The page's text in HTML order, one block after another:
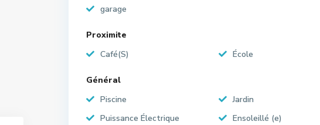
garage
Proximite
Café(S)
École
Général
Piscine
Jardin
Puissance Électrique
Ensoleillé (e)